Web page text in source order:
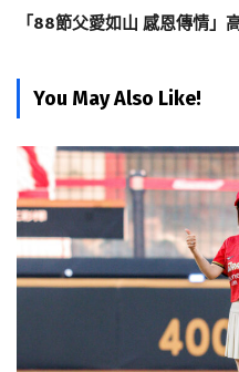
「88節父愛如山 感恩傳情」
You May Also Like!